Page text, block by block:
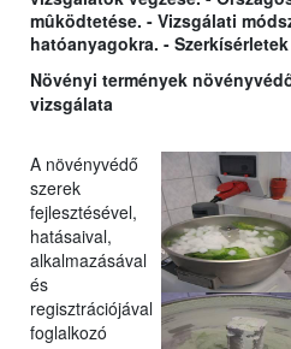
mûködtetése. - Vizsgálati
hatóanyagokra. -
Növényi termények
vizsgálata
A növényvédő
szerek
fejlesztésével,
hatásaival,
alkalmazásával
és
regisztrációjával
foglalkozó